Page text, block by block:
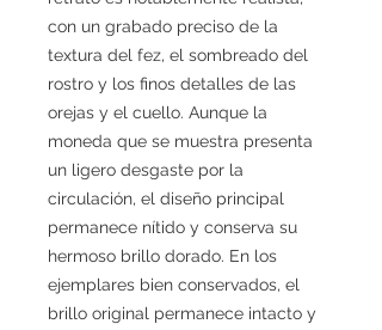
con un grabado preciso de la
textura del fez, el sombreado del
rostro y los finos detalles de las
orejas y el cuello. Aunque la
moneda que se muestra presenta
un ligero desgaste por la
circulación, el diseño principal
permanece nítido y conserva su
hermoso brillo dorado. En los
ejemplares bien conservados, el
brillo original permanece intacto y